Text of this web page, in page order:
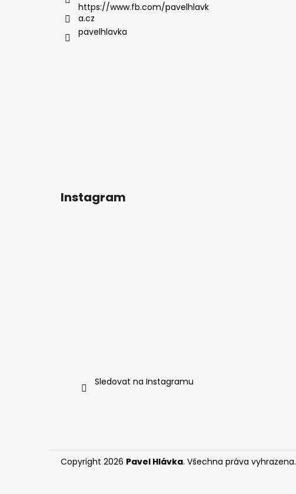
https://www.fb.com/pavelhlavk
a.cz
pavelhlavka
Instagram
Sledovat na Instagramu
Copyright 2026 Pavel Hlávka. Všechna práva vyhrazena.